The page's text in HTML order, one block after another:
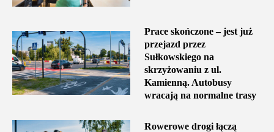
Prace skończone – jest już
przejazd przez
Sułkowskiego na
skrzyżowaniu z ul.
Kamienną. Autobusy
wracają na normalne trasy
Rowerowe drogi łączą